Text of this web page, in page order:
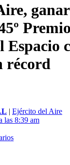
Espacio
récord
| Ejército del Aire
las 8:39 am